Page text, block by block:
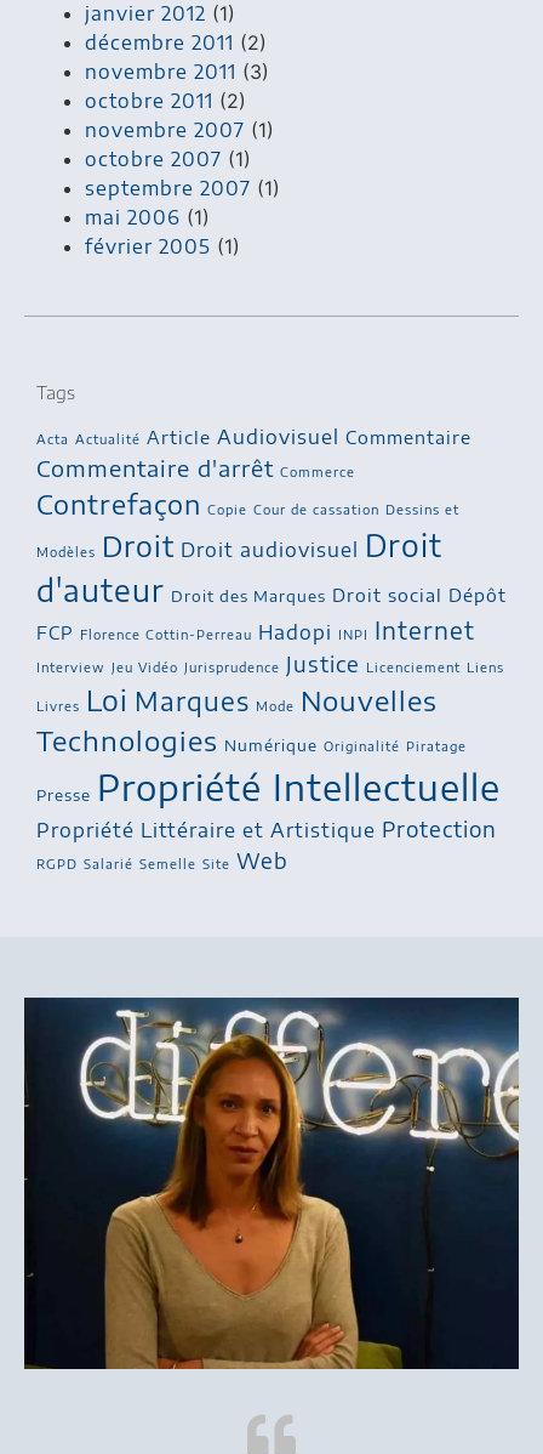
janvier 2012 (1)
décembre 2011 (2)
novembre 2011 (3)
octobre 2011 (2)
novembre 2007 (1)
octobre 2007 (1)
septembre 2007 (1)
mai 2006 (1)
février 2005 (1)
Tags
Acta Actualité Article Audiovisuel Commentaire
Commentaire d'arrêt Commerce
Contrefaçon Copie Cour de cassation Dessins et
Modèles Droit Droit audiovisuel Droit
d'auteur Droit des Marques Droit social Dépôt
FCP
Florence Cottin-Perreau Hadopi INPI Internet
Interview Jeu Vidéo Jurisprudence Justice Licenciement Liens
Livres Loi Marques Mode
Nouvelles
Technologies Numérique Originalité Piratage
Presse Propriété Intellectuelle
Propriété Littéraire et Artistique Protection
RGPD Salarié Semelle Site Web